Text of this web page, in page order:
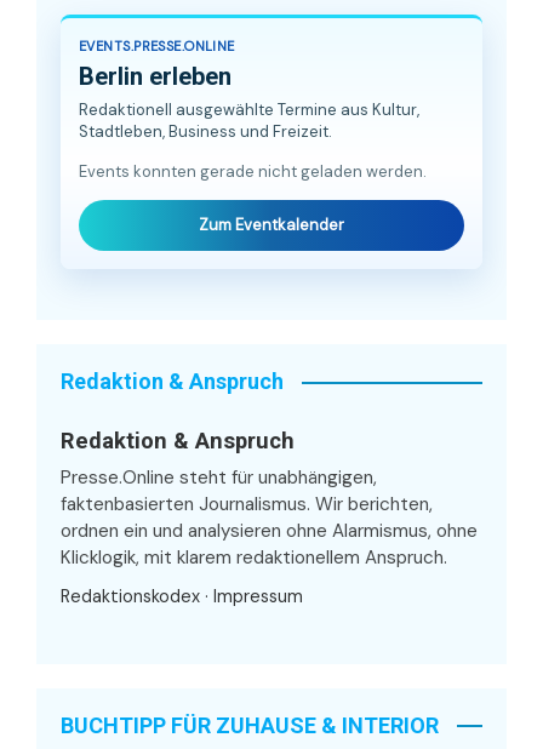
EVENTS.PRESSE.ONLINE
Berlin erleben
Redaktionell ausgewählte Termine aus Kultur,
Stadtleben, Business und Freizeit.
Events konnten gerade nicht geladen werden.
Zum Eventkalender
Redaktion & Anspruch
Redaktion & Anspruch
Presse.Online steht für unabhängigen,
faktenbasierten Journalismus. Wir berichten,
ordnen ein und analysieren ohne Alarmismus, ohne
Klicklogik, mit klarem redaktionellem Anspruch.
Redaktionskodex · Impressum
BUCHTIPP FÜR ZUHAUSE & INTERIOR